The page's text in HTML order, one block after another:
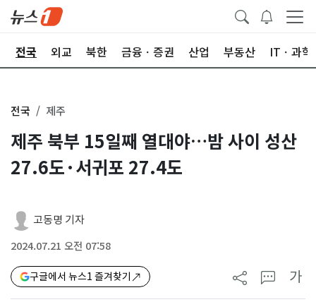
전국 외교 북한 금융ㆍ증권 산업 부동산 ITㆍ과학
전국 제주
제주 북부 15일째 열대야…밤 사이 성산
27.6도·서귀포 27.4도
고동명 기자
2024.07.21 오전 07:58
구글에서 뉴스1 즐겨찾기 가